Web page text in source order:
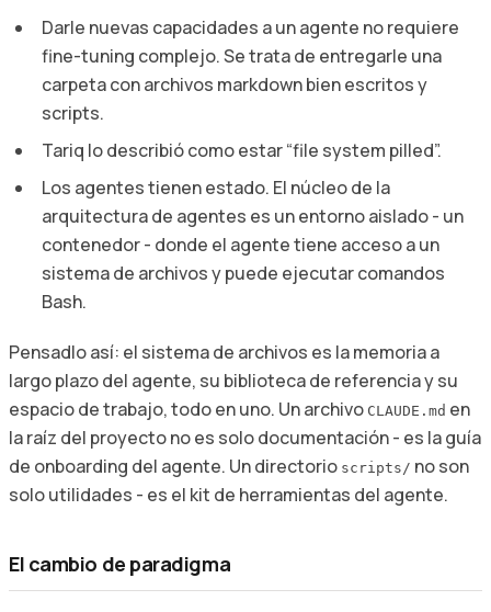
Darle nuevas capacidades a un agente no requiere
fine-tuning complejo. Se trata de entregarle una
carpeta con archivos markdown bien escritos y
scripts.
Tariq lo describió como estar “file system pilled”.
Los agentes tienen estado. El núcleo de la
arquitectura de agentes es un entorno aislado - un
contenedor - donde el agente tiene acceso a un
sistema de archivos y puede ejecutar comandos
Bash.
Pensadlo así: el sistema de archivos es la memoria a
largo plazo del agente, su biblioteca de referencia y su
espacio de trabajo, todo en uno. Un archivo CLAUDE.md en
la raíz del proyecto no es solo documentación - es la guía
de onboarding del agente. Un directorio scripts/ no son
solo utilidades - es el kit de herramientas del agente.
El cambio de paradigma